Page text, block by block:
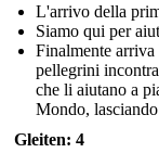
L'arrivo della
Siamo qui per
Finalmente arriva
pellegrini
che li aiutano a
Mondo,
Gleiten: 4